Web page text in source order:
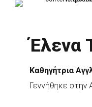
Έλενα
Καθηγήτρια
Γεννήθηκε στην